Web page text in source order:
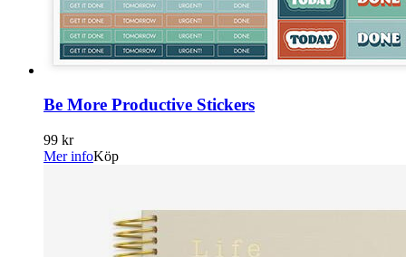
Be More Productive Stickers
99 kr
Mer infoKöp